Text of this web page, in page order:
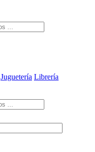
Juguetería Librería